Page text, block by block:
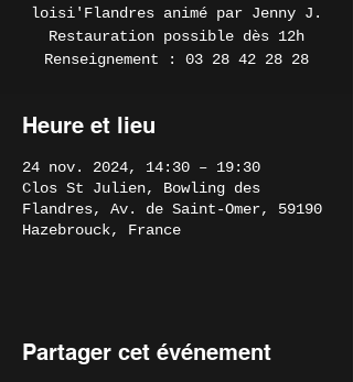
loisi'Flandres animé par Jenny J.
Restauration possible dès 12h
Renseignement : 03 28 42 28 28
Heure et lieu
24 nov. 2024, 14:30 – 19:30
Clos St Julien, Bowling des
Flandres, Av. de Saint-Omer, 59190
Hazebrouck, France
Partager cet événement